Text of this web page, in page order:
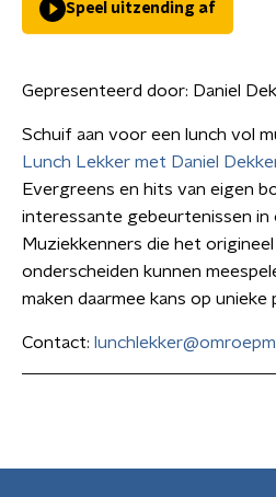
Speel uitzending af
Gepresenteerd door: Daniel
Schuif aan voor een lunch vol
Lunch Lekker met Daniel
Evergreens en hits van eigen
interessante gebeurtenissen in
Muziekkenners die het
onderscheiden kunnen
maken daarmee kans op unieke
Contact: